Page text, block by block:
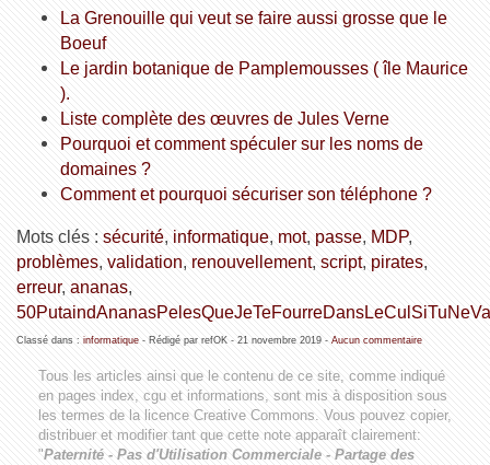
La Grenouille qui veut se faire aussi grosse que le
Boeuf
Le jardin botanique de Pamplemousses ( île Maurice
).
Liste complète des œuvres de Jules Verne
Pourquoi et comment spéculer sur les noms de
domaines ?
Comment et pourquoi sécuriser son téléphone ?
Mots clés : sécurité, informatique, mot, passe, MDP,
problèmes, validation, renouvellement, script, pirates,
erreur, ananas,
Classé dans : informatique- Rédigé par refOK - 21 novembre 2019- Aucun commentaire
Tous les articles ainsi que le contenu de ce site, comme indiqué
en pages index, cgu et informations, sont mis à disposition sous
les termes de la licence Creative Commons. Vous pouvez copier,
distribuer et modifier tant que cette note apparaît clairement:
"Paternité - Pas d'Utilisation Commerciale - Partage des